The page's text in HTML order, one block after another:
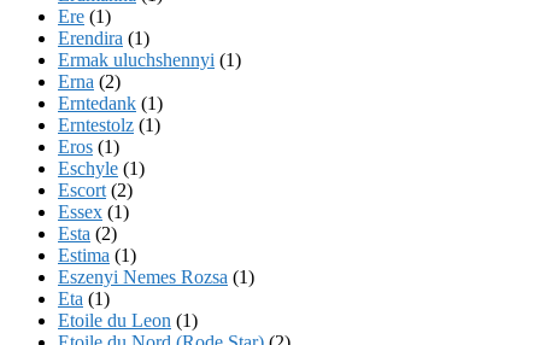
Ere (1)
Erendira (1)
Ermak uluchshennyi (1)
Erna (2)
Erntedank (1)
Erntestolz (1)
Eros (1)
Eschyle (1)
Escort (2)
Essex (1)
Esta (2)
Estima (1)
Eszenyi Nemes Rozsa (1)
Eta (1)
Etoile du Leon (1)